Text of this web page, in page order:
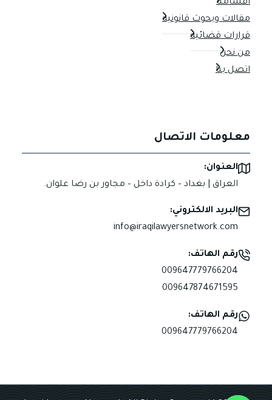
اقسامنا
مقالات وبحوث قانونية
قرارات قضائية
من نحن
اتصل بنا
معلومات الاتصال
العنوان:
العراق | بغداد – كرادة داخل – مجاور بن رضا علوان.
البريد الالكتروني:
info@iraqilawyersnetwork.com
رقم الهاتف:
009647779766204
009647874671595
رقم الهاتف:
009647779766204